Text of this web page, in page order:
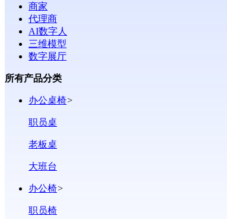
商家
代理商
AI数字人
三维模型
数字展厅
所有产品分类
办公桌椅>
职员桌
老板桌
大班台
办公椅>
职员椅